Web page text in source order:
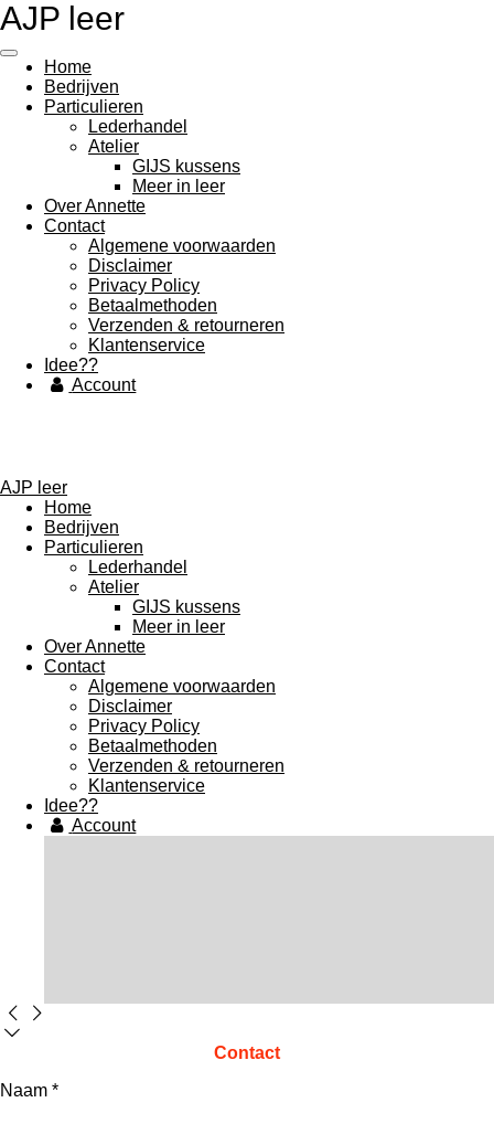
Ga
naar
hoofdinhoud
AJP leer
Home
Bedrijven
Particulieren
Lederhandel
Atelier
GIJS kussens
Meer in leer
Over Annette
Contact
Algemene voorwaarden
Disclaimer
Privacy Policy
Betaalmethoden
Verzenden & retourneren
Klantenservice
Idee??
Account
AJP leer
Home
Bedrijven
Particulieren
Lederhandel
Atelier
GIJS kussens
Meer in leer
Over Annette
Contact
Algemene voorwaarden
Disclaimer
Privacy Policy
Betaalmethoden
Verzenden & retourneren
Klantenservice
Idee??
Account
Contact
Naam *